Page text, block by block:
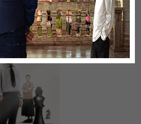
Үзілген жапырақтар